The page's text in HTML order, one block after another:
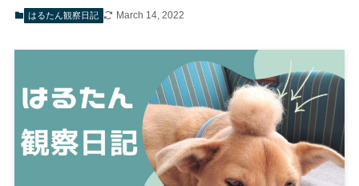
はるたん観察日記 March 14, 2022